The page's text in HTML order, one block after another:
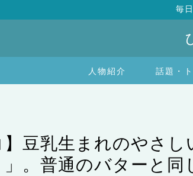
毎
人物紹介 話題・
】豆乳生まれのやさ
。普通のバターと同